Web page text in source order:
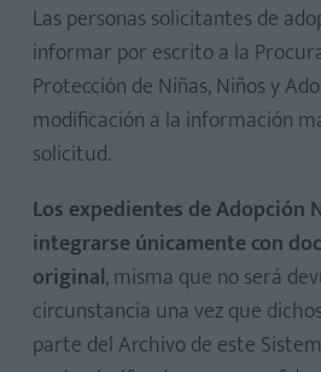
Las personas solicitantes de
informar por escrito a la
Protección de Niñas, Niños y
modificación a la información
solicitud.
Los expedientes de Adopción
integrarse únicamente con
original, misma que no será
circunstancia una vez que
parte del Archivo de este